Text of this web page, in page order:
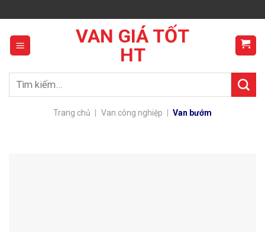
to
content
VAN GIÁ TỐT
HT
Tìm
Trang chủ Van công nghiệp Van bướm